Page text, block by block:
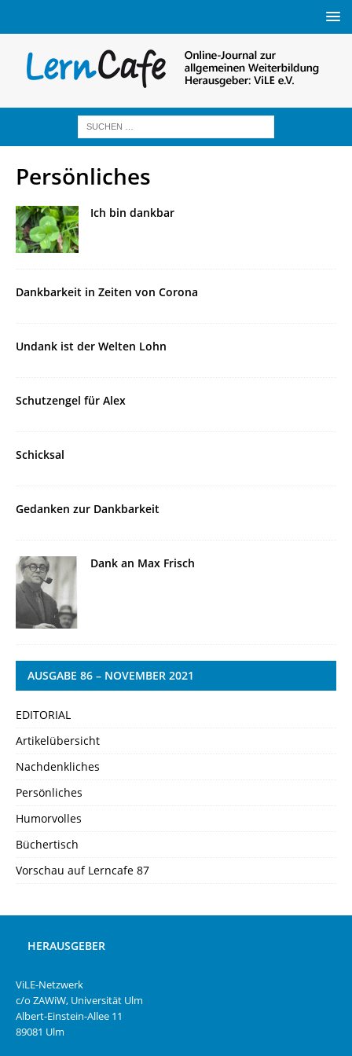
Persönliches
Ich bin dankbar
Dankbarkeit in Zeiten von Corona
Undank ist der Welten Lohn
Schutzengel für Alex
Schicksal
Gedanken zur Dankbarkeit
Dank an Max Frisch
AUSGABE 86 – NOVEMBER 2021
EDITORIAL
Artikelübersicht
Nachdenkliches
Persönliches
Humorvolles
Büchertisch
Vorschau auf Lerncafe 87
HERAUSGEBER
ViLE-Netzwerk
c/o ZAWiW, Universität Ulm
Albert-Einstein-Allee 11
89081 Ulm